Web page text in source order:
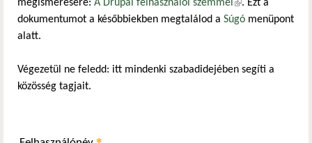
megismerésére: A Drupal felhasználói szemmel (külső hivatkozás)
. Ezt a
dokumentumot a későbbiekben megtalálod a Súgó menüpont
alatt.
Végezetül ne feledd: itt mindenki szabadidejében segíti a
közösség tagjait.